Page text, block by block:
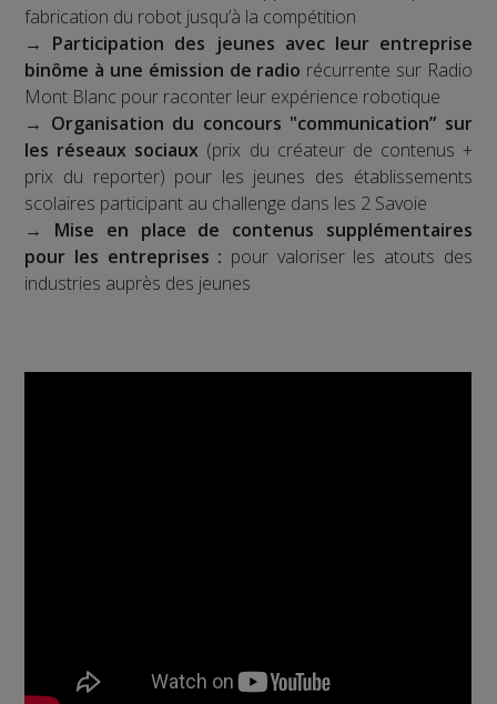
fabrication du robot jusqu’à la compétition
→ Participation des jeunes avec leur entreprise
binôme à une émission de radio récurrente sur Radio
Mont Blanc pour raconter leur expérience robotique
→ Organisation du concours "communication” sur
les réseaux sociaux (prix du créateur de contenus +
prix du reporter) pour les jeunes des établissements
scolaires participant au challenge dans les 2 Savoie
→ Mise en place de contenus supplémentaires
pour les entreprises : pour valoriser les atouts des
industries auprès des jeunes